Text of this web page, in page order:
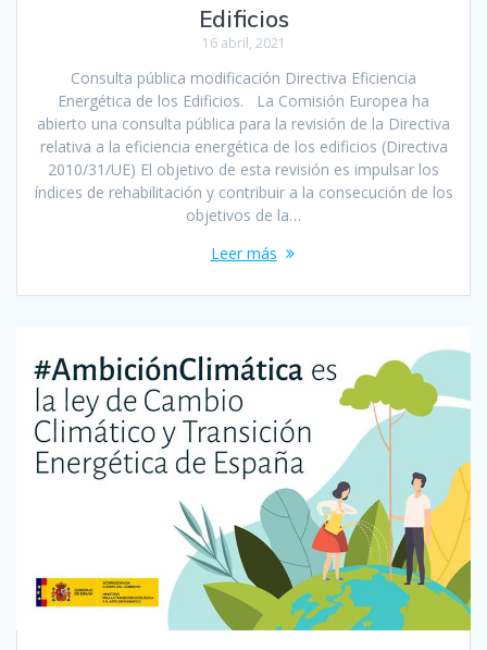
Edificios
16 abril, 2021
Consulta pública modificación Directiva Eficiencia
Energética de los Edificios. La Comisión Europea ha
abierto una consulta pública para la revisión de la Directiva
relativa a la eficiencia energética de los edificios (Directiva
2010/31/UE) El objetivo de esta revisión es impulsar los
índices de rehabilitación y contribuir a la consecución de los
objetivos de la…
Leer más